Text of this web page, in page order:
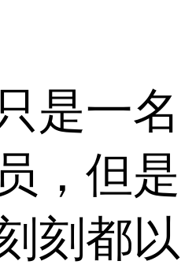
是一名
，但是
刻都以